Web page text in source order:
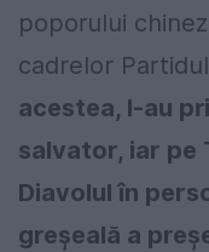
poporului
cadrelor
acestea, l-au
salvator, iar pe
Diavolul în
greșeală a